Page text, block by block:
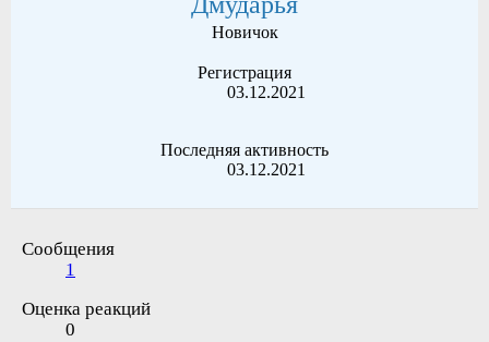
Новичок
Регистрация
03.12.2021
Последняя активность
03.12.2021
Сообщения
1
Оценка реакций
0